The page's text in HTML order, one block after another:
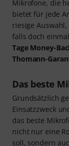
Mikrofone, die
bietet für jede
riesige
falls doch
Tage Money-
Thomann-
Das beste
Grundsätzlich
Einsatzzweck
das beste
nicht nur eine
soll, sondern